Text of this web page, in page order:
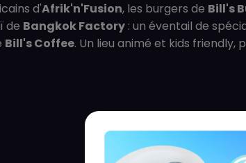
d'Afrik'n'Fusion, les burgers de Bill's
de Bangkok Factory : un éventail de
Bill's Coffee. Un lieu animé et kids